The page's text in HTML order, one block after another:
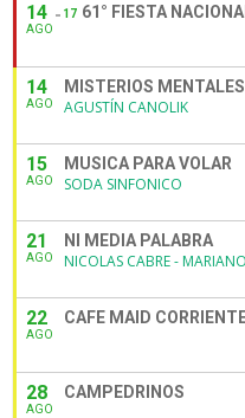
14
AGO
17 61° FIESTA
14
AGO
MISTERIOS MENTALES
AGUSTÍN CANOLIK
15
AGO
MUSICA PARA VOLAR
SODA SINFONICO
21
AGO
NI MEDIA PALABRA
NICOLAS CABRE -
22
AGO
CAFE MAID
28
AGO
CAMPEDRINOS